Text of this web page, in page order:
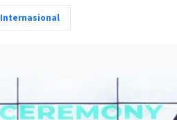
Internasional